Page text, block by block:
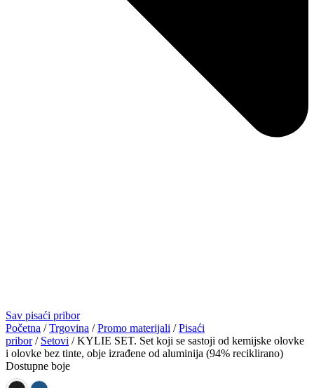
Sav pisaći pribor
Početna /Trgovina /Promo materijali /Pisaći
pribor/ Setovi / KYLIE SET. Set koji se sastoji od kemijske olovke
i olovke bez tinte, obje izrađene od aluminija (94% reciklirano)
Dostupne boje